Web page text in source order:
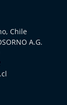
Chile
A.G.